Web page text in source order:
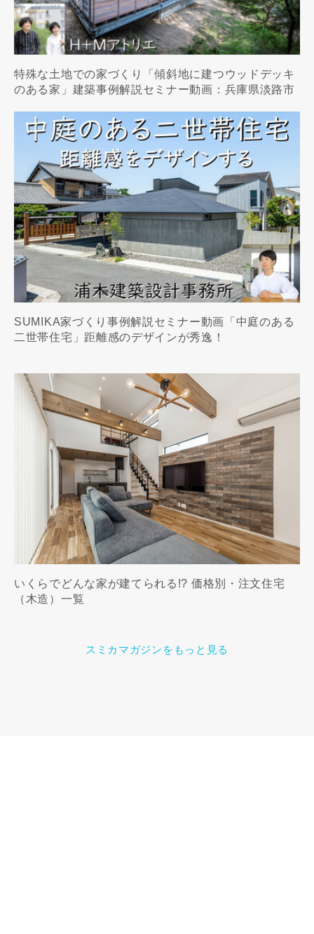
特殊な土地での家づくり「傾斜地に建つウッドデッキ
のある家」建築事例解説セミナー動画：兵庫県淡路市
SUMIKA家づくり事例解説セミナー動画「中庭のある
二世帯住宅」距離感のデザインが秀逸！
いくらでどんな家が建てられる!? 価格別・注文住宅
（木造）一覧
スミカマガジンをもっと見る